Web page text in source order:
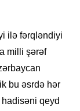
ilə fərqləndiyi
milli şərəf
bu əsrdə hər
qeyd